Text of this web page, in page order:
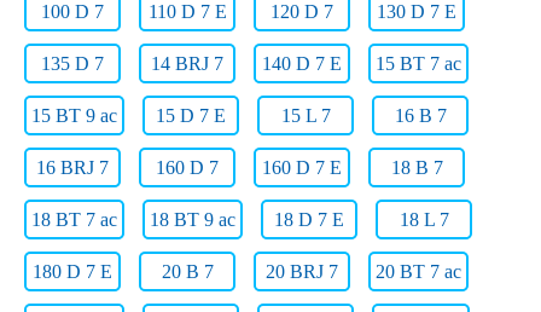
100 D 7 110 D 7 E 120 D 7 130 D 7 E
135 D 7 14 BRJ 7 140 D 7 E 15 BT 7 ac
15 BT 9 ac 15 D 7 E 15 L 7 16 B 7
16 BRJ 7 160 D 7 160 D 7 E 18 B 7
18 BT 7 ac 18 BT 9 ac 18 D 7 E 18 L 7
180 D 7 E 20 B 7 20 BRJ 7 20 BT 7 ac